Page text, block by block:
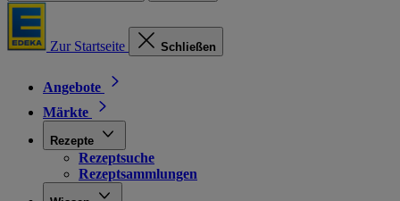
Zur Startseite Schließen
Angebote
Märkte
Rezepte
Rezeptsuche
Rezeptsammlungen